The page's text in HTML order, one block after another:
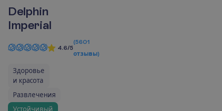
Delphin
Imperial
4.6/5
(5601
отзывы)
Здоровье
и красота
Развлечения
Устойчивый